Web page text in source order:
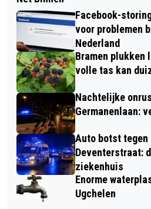
Facebook-
voor problemen
Nederland
Bramen plukken
volle tas kan
Nachtelijke
Germanenlaan:
Auto botst tegen
Deventerstraat:
ziekenhuis
Enorme
Ugchelen